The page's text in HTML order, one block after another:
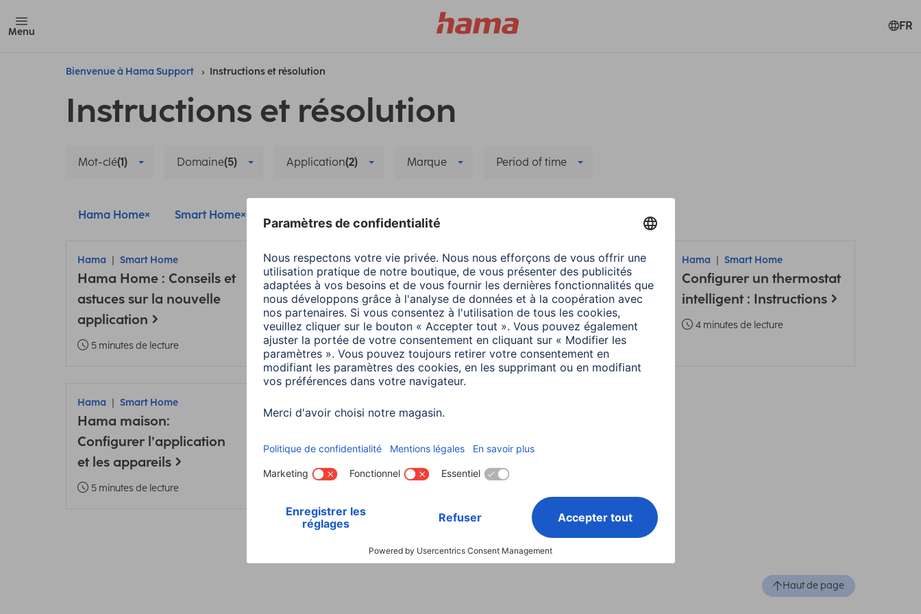
Menu FR
Bienvenue à Hama Support Instructions et résolution
Instructions et résolution
Mot-clé(1) Domaine(5) Application(2) Marque Period of time
Hama Home Smart Home Configuration Supprimer tous les filtres
Hama Smart Home
Hama Home : Conseils et
astuces sur la nouvelle
application
5 minutes de lecture
Hama Smart Home
Retirer et réinstaller la
caméra intelligente
3 minutes de lecture
Hama Smart Home
Partage familial dans
Hama Home -
Instructions
4 minutes de lecture
Hama Smart Home
Configurer un thermostat
intelligent : Instructions
4 minutes de lecture
Hama Smart Home
Hama maison:
Configurer l’application
et les appareils
5 minutes de lecture
Ajouter des appareils à
Hama Smart Home -
Haut de page